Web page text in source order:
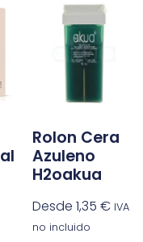
Rolon Cera
Azuleno
H2oakua
Desde1,35€ IVA
no incluido